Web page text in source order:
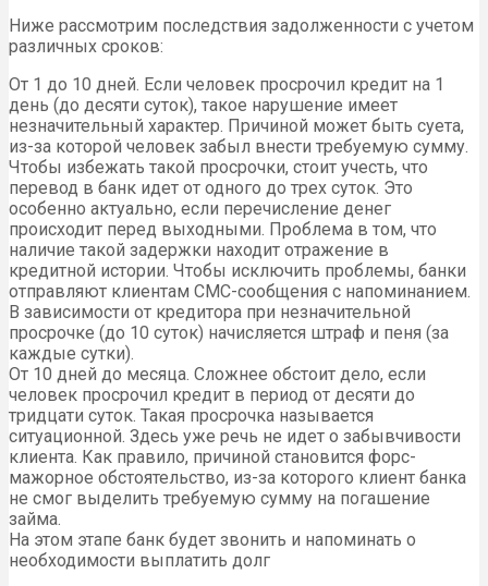
Ниже рассмотрим последствия задолженности с учетом
различных сроков:
От 1 до 10 дней. Если человек просрочил кредит на 1
день (до десяти суток), такое нарушение имеет
незначительный характер. Причиной может быть суета,
из-за которой человек забыл внести требуемую сумму.
Чтобы избежать такой просрочки, стоит учесть, что
перевод в банк идет от одного до трех суток. Это
особенно актуально, если перечисление денег
происходит перед выходными. Проблема в том, что
наличие такой задержки находит отражение в
кредитной истории. Чтобы исключить проблемы, банки
отправляют клиентам СМС-сообщения с напоминанием.
В зависимости от кредитора при незначительной
просрочке (до 10 суток) начисляется штраф и пеня (за
каждые сутки).
От 10 дней до месяца. Сложнее обстоит дело, если
человек просрочил кредит в период от десяти до
тридцати суток. Такая просрочка называется
ситуационной. Здесь уже речь не идет о забывчивости
клиента. Как правило, причиной становится форс-
мажорное обстоятельство, из-за которого клиент банка
не смог выделить требуемую сумму на погашение
займа.
На этом этапе банк будет звонить и напоминать о
необходимости выплатить долг